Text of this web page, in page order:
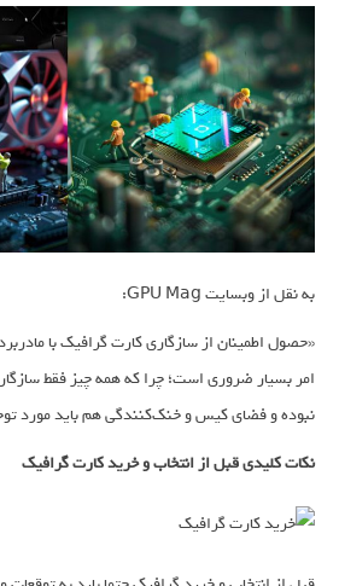
به نقل از وبسایت GPU Mag:
«حصول اطمینان از سازگاری کارت گرافیک با
امر بسیار ضروری است؛ چرا که همه چیز فقط
نبوده و فضای کیس و خنک‌کنندگی هم باید مورد
نکات کلیدی قبل از انتخاب و خرید کارت گرافیک